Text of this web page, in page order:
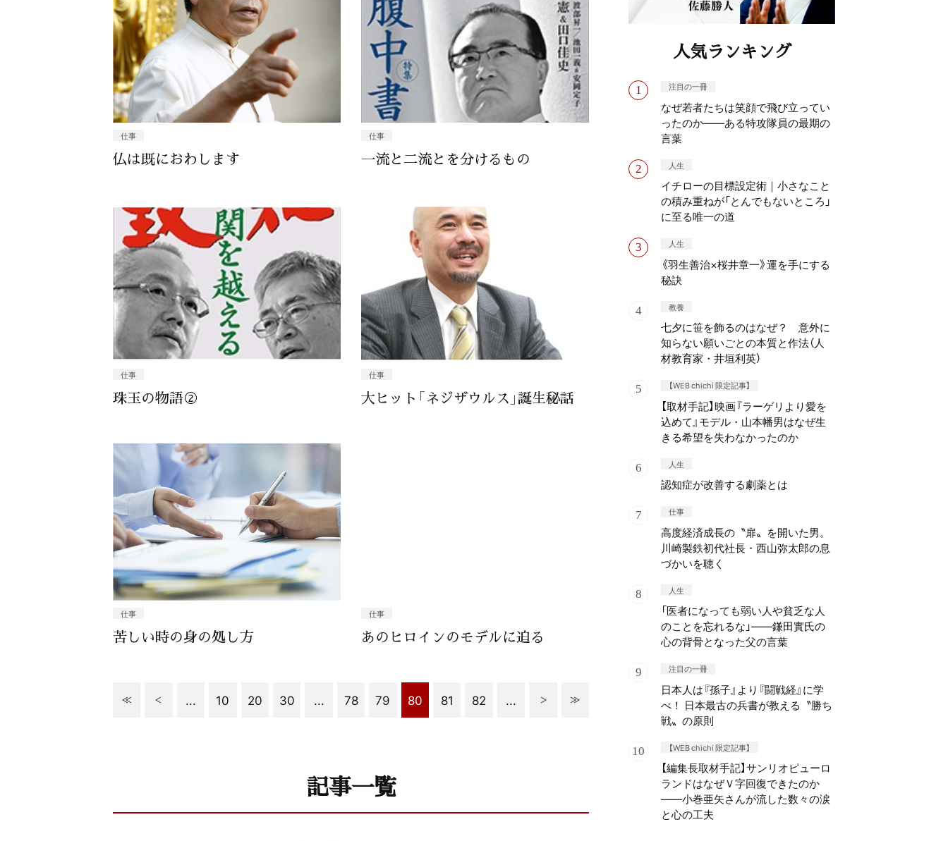
仕事
仏は既におわします
仕事
一流と二流とを分けるもの
仕事
珠玉の物語②
仕事
大ヒット「ネジザウルス」誕生秘話
仕事
苦しい時の身の処し方
仕事
あのヒロインのモデルに迫る
... 10 20 30 ... 78 79 80 81 82 ...
記事一覧
人気ランキング
注目の一冊
なぜ若者たちは笑顔で飛び立ってい
ったのか——ある特攻隊員の最期の
言葉
人生
イチローの目標設定術｜小さなこと
の積み重ねが「とんでもないところ」
に至る唯一の道
人生
《羽生善治×桜井章一》運を手にする
秘訣
教養
七夕に笹を飾るのはなぜ？ 意外に
知らない願いごとの本質と作法（人
材教育家・井垣利英）
【WEB chichi 限定記事】
【取材手記】映画『ラーゲリより愛を
込めて』モデル・山本幡男はなぜ生
きる希望を失わなかったのか
人生
認知症が改善する劇薬とは
仕事
高度経済成長の〝扉〟を開いた男。
川崎製鉄初代社長・西山弥太郎の息
づかいを聴く
人生
「医者になっても弱い人や貧乏な人
のことを忘れるな」——鎌田實氏の
心の背骨となった父の言葉
注目の一冊
日本人は『孫子』より『闘戦経』に学
べ！ 日本最古の兵書が教える〝勝ち
戦〟の原則
【WEB chichi 限定記事】
【編集長取材手記】サンリオピューロ
ランドはなぜＶ字回復できたのか
——小巻亜矢さんが流した数々の涙
と心の工夫